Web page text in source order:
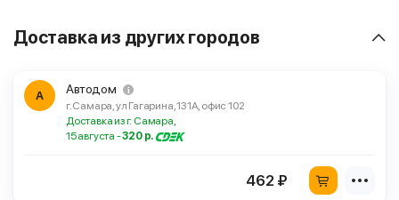
Доставка из других городов
А Автодом
г. Самара, ул Гагарина, 131А, офис 102
Доставка из г. Самара,
15 августа -320 р.
462 ₽